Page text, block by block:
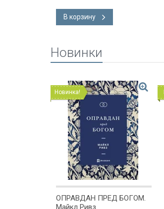
В корзину
Новинки
Новинка!
ОПРАВДАН ПРЕД БОГОМ.
Майкл Ривз